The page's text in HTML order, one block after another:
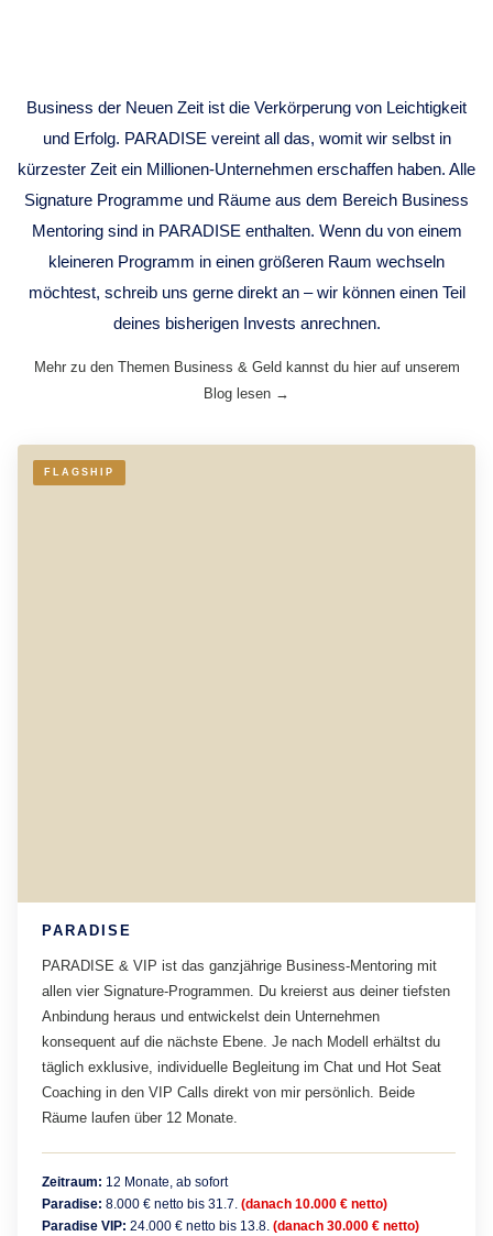
Business der Neuen Zeit ist die Verkörperung von Leichtigkeit
und Erfolg. PARADISE vereint all das, womit wir selbst in
kürzester Zeit ein Millionen-Unternehmen erschaffen haben. Alle
Signature Programme und Räume aus dem Bereich Business
Mentoring sind in PARADISE enthalten. Wenn du von einem
kleineren Programm in einen größeren Raum wechseln
möchtest, schreib uns gerne direkt an – wir können einen Teil
deines bisherigen Invests anrechnen.
Mehr zu den Themen Business & Geld kannst du hier auf unserem
Blog lesen →
FLAGSHIP
PARADISE
PARADISE & VIP ist das ganzjährige Business-Mentoring mit
allen vier Signature-Programmen. Du kreierst aus deiner tiefsten
Anbindung heraus und entwickelst dein Unternehmen
konsequent auf die nächste Ebene. Je nach Modell erhältst du
täglich exklusive, individuelle Begleitung im Chat und Hot Seat
Coaching in den VIP Calls direkt von mir persönlich. Beide
Räume laufen über 12 Monate.
Zeitraum: 12 Monate, ab sofort
Paradise: 8.000 € netto bis 31.7. (danach 10.000 € netto)
Paradise VIP: 24.000 € netto bis 13.8. (danach 30.000 € netto)